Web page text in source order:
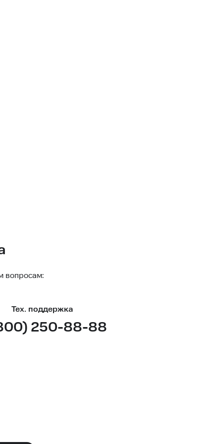
вопросам:
Тех. поддержка
250-88-88